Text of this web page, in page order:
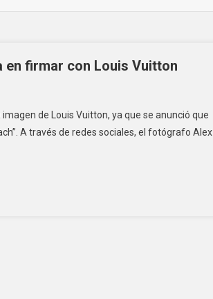
en firmar con Louis Vuitton
de Louis Vuitton, ya que se anunció que
A través de redes sociales, el fotógrafo Alex